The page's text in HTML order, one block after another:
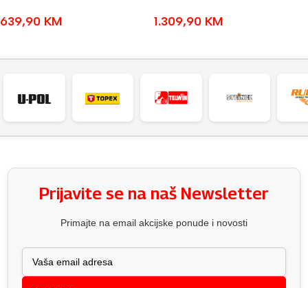
639,90 KM 1.309,90 KM
Prijavite se na naš Newsletter
Primajte na email akcijske ponude i novosti